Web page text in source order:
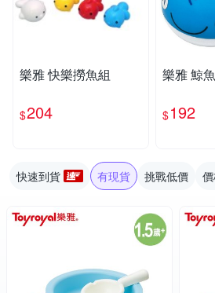
樂雅 快樂撈魚組
$204
樂雅 鯨
$192
快速到貨 有現貨 挑戰低價